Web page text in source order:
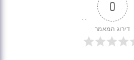
המאמר